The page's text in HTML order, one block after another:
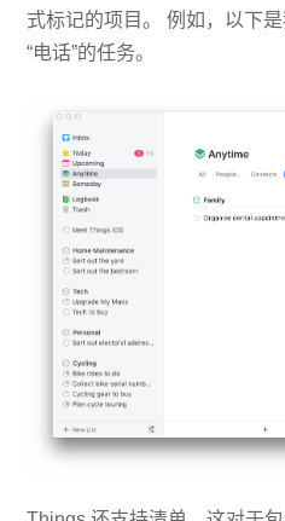
式标记的项目。 例如，以下
“电话”的任务。